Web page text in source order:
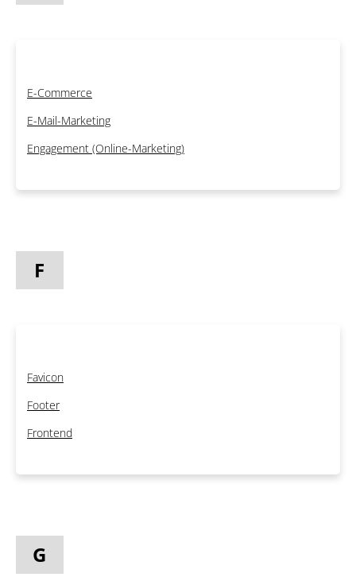
E-Commerce
E-Mail-Marketing
Engagement (Online-Marketing)
F
Favicon
Footer
Frontend
G